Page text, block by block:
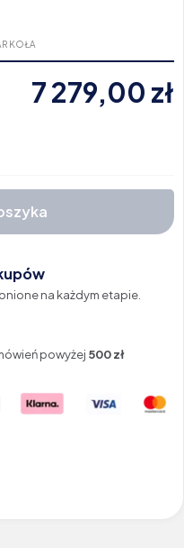
KOŁA
7 279,00 zł
na każdym etapie.
powyżej 500 zł